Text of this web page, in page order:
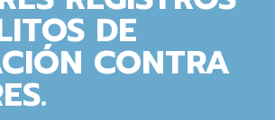
DE
CONTRA